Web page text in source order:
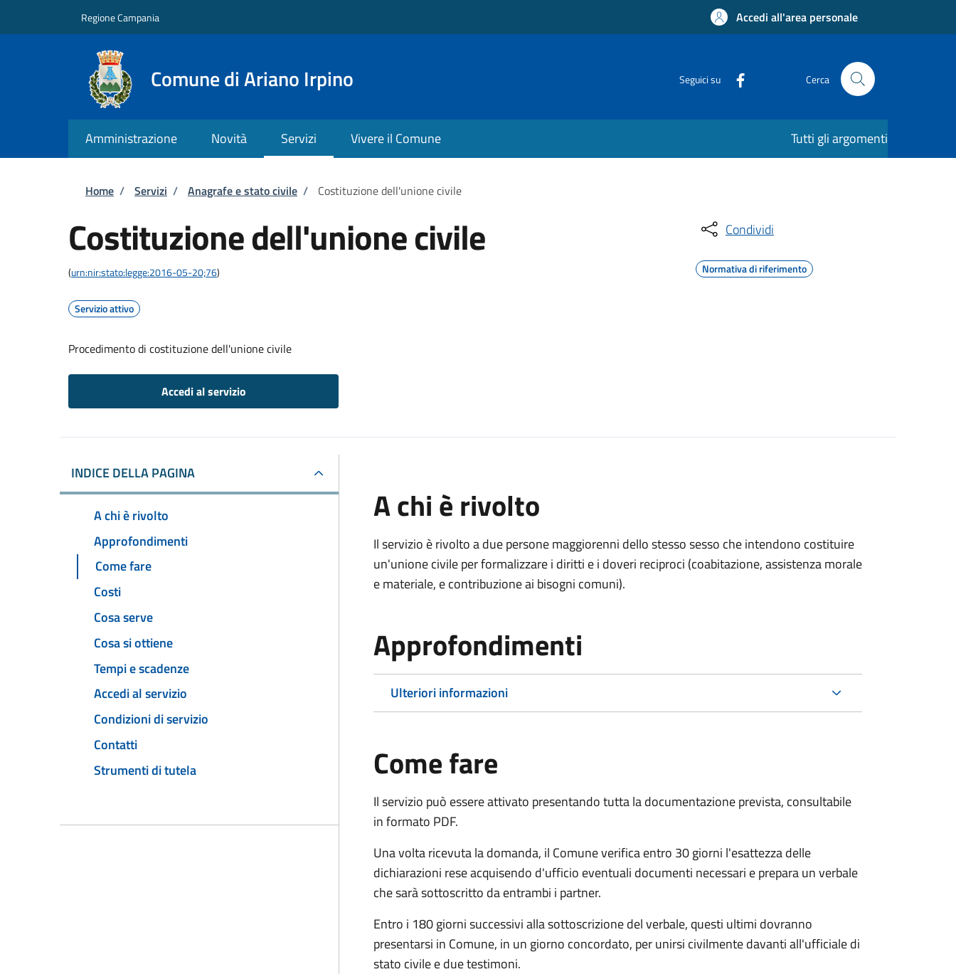
Regione Campania Accedi all'area personale
Comune di Ariano Irpino Seguici su Cerca
Amministrazione Novità Servizi Vivere il Comune Tutti gli argomenti
Briciole di pane
Home / Servizi / Anagrafe e stato civile / Costituzione dell'unione civile
Costituzione dell'unione civile
(urn:nir:stato:legge:2016-05-20;76)
Servizio attivo
Procedimento di costituzione dell'unione civile
Accedi al servizio
Condividi
Normativa di riferimento
INDICE DELLA PAGINA
A chi è rivolto
Approfondimenti
Come fare
Costi
Cosa serve
Cosa si ottiene
Tempi e scadenze
Accedi al servizio
Condizioni di servizio
Contatti
Strumenti di tutela
A chi è rivolto
Il servizio è rivolto a due persone maggiorenni dello stesso sesso che intendono costituire
un'unione civile per formalizzare i diritti e i doveri reciproci (coabitazione, assistenza morale
e materiale, e contribuzione ai bisogni comuni).
Approfondimenti
Ulteriori informazioni
Come fare
Il servizio può essere attivato presentando tutta la documentazione prevista, consultabile
in formato PDF.
Una volta ricevuta la domanda, il Comune verifica entro 30 giorni l'esattezza delle
dichiarazioni rese acquisendo d'ufficio eventuali documenti necessari e prepara un verbale
che sarà sottoscritto da entrambi i partner.
Entro i 180 giorni successivi alla sottoscrizione del verbale, questi ultimi dovranno
presentarsi in Comune, in un giorno concordato, per unirsi civilmentedavanti all'ufficiale di
stato civilee due testimoni.